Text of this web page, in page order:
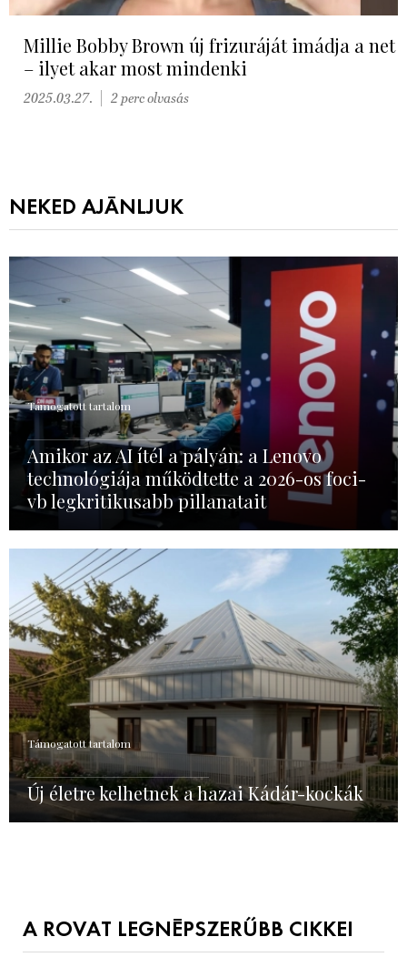
Millie Bobby Brown új frizuráját imádja a net
– ilyet akar most mindenki
2025.03.27. 2 perc olvasás
NEKED AJÁNLJUK
Támogatott tartalom
Amikor az AI ítél a pályán: a Lenovo
technológiája működtette a 2026-os foci-
vb legkritikusabb pillanatait
Támogatott tartalom
Új életre kelhetnek a hazai Kádár-kockák
A ROVAT LEGNÉPSZERŰBB CIKKEI